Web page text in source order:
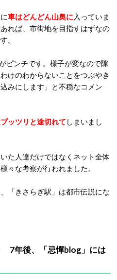
車はどんどん山奥に 入っていま
れば、市街地を目指すはずなの
。
ピンチです。様子が変なので隙
けのわからないことをつぶやき
みにします」と不穏なコメン
ッツリと途切れて しまいまし
た人達だけではなくネット全体
々な考察が行われました。
「きさらぎ駅」は都市伝説にな
7年後、「忌憚blog」には